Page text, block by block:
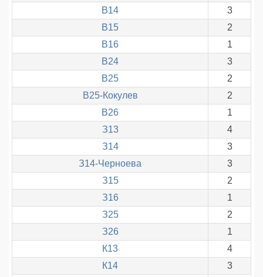
В14
3
В15
2
В16
1
В24
3
В25
2
В25-Кокулев
2
В26
1
З13
4
З14
3
З14-Черноева
3
З15
2
З16
1
З25
2
З26
1
К13
4
К14
3